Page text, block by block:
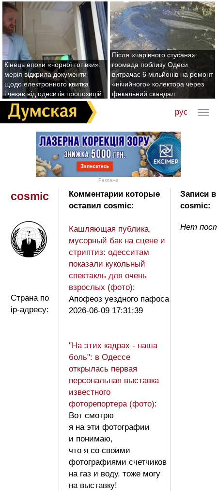
Кінець епохи «чорної готівки»:
мерія відкрила документи
щодо електронного квитка
і чекає від одеситів пропозицій
Після «чарівного стусана»:
громада поблизу Одеси
витрачає 6 мільйонів на ремонт
«нічийного» колектора через
фекальний скандал
рус
Реклама
cosmic
Страна по
ip-адресу:
Комментарии которые
оставил cosmic:
Кашляющая публика,
мусорный бак на сцене и
стриптиз: одесситам
показали кукольный
спектакль для очень
взрослых (фото):
Апофеоз уездного пафоса
2026-06-09 17:31:39
"На этих кадрах - наша
боль": в Одессе
открылась первая
персональная выставка
известного
фоторепортера (фото):
Вот смотрю
я на эти фотографии
и понимаю,
что я со своими
фотографиями счетчиков
на газ и воду, тоже могу
на выставку!
Записи
cosmic:
Нет